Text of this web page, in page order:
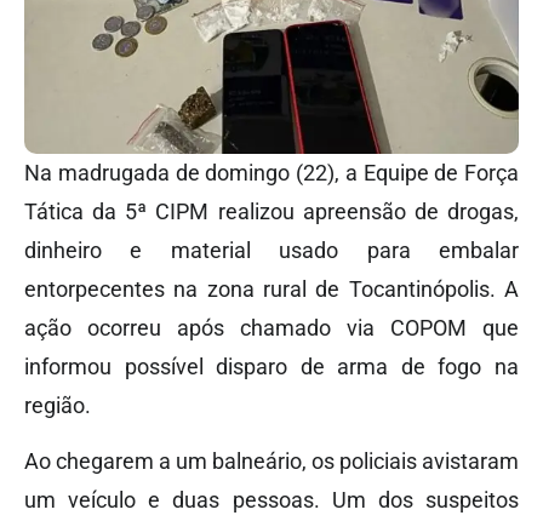
Na madrugada de domingo (22), a Equipe de Força
Tática da 5ª CIPM realizou apreensão de drogas,
dinheiro e material usado para embalar
entorpecentes na zona rural de Tocantinópolis. A
ação ocorreu após chamado via COPOM que
informou possível disparo de arma de fogo na
região.
Ao chegarem a um balneário, os policiais avistaram
um veículo e duas pessoas. Um dos suspeitos